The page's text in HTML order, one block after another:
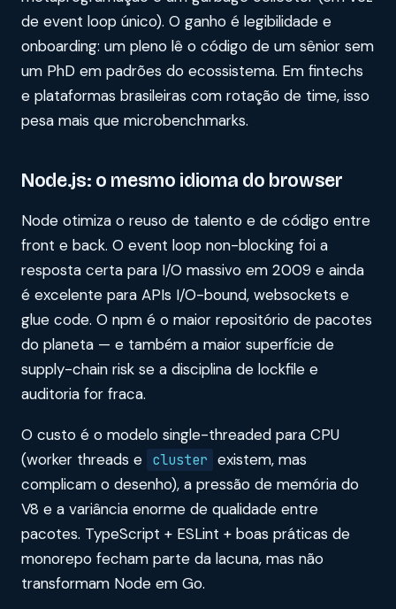
de event loop único). O ganho é legibilidade e
onboarding: um pleno lê o código de um sênior sem
um PhD em padrões do ecossistema. Em fintechs
e plataformas brasileiras com rotação de time, isso
pesa mais que microbenchmarks.
Node.js: o mesmo idioma do browser
Node otimiza o reuso de talento e de código entre
front e back. O event loop non-blocking foi a
resposta certa para I/O massivo em 2009 e ainda
é excelente para APIs I/O-bound, websockets e
glue code. O npm é o maior repositório de pacotes
do planeta — e também a maior superfície de
supply-chain risk se a disciplina de lockfile e
auditoria for fraca.
O custo é o modelo single-threaded para CPU
(worker threads e cluster existem, mas
complicam o desenho), a pressão de memória do
V8 e a variância enorme de qualidade entre
pacotes. TypeScript + ESLint + boas práticas de
monorepo fecham parte da lacuna, mas não
transformam Node em Go.